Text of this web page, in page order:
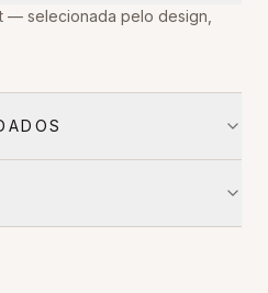
— selecionada pelo design,